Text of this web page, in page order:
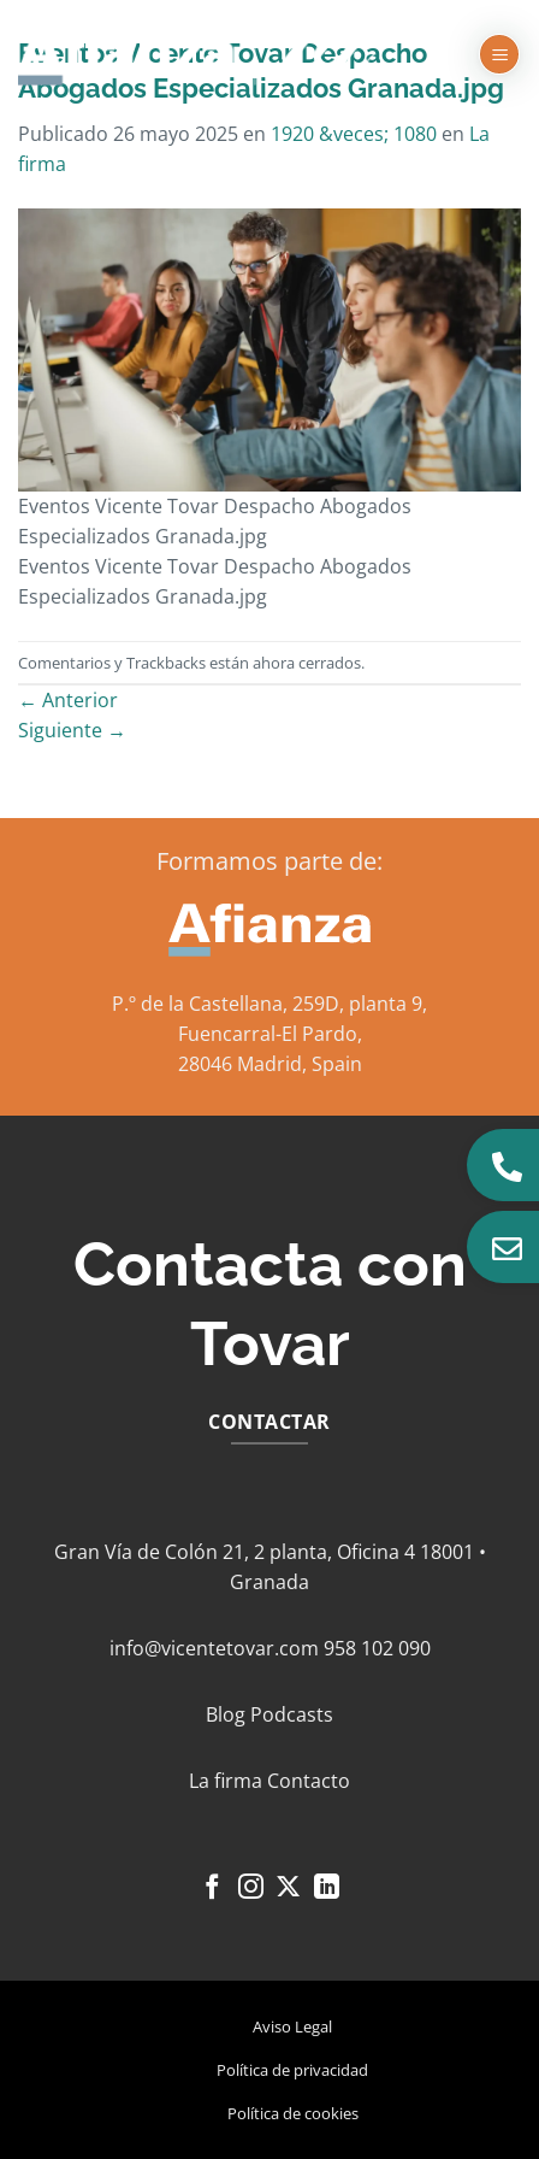
contenido
Eventos Vicente Tovar Despacho
Abogados Especializados Granada.jpg
Publicado 26 mayo 2025 en 1920 &veces; 1080 en La
firma
Eventos Vicente Tovar Despacho Abogados
Especializados Granada.jpg
Eventos Vicente Tovar Despacho Abogados
Especializados Granada.jpg
Comentarios y Trackbacks están ahora cerrados.
← Anterior
Siguiente →
Formamos parte de:
P.º de la Castellana, 259D, planta 9,
Fuencarral-El Pardo,
28046 Madrid, Spain
Contacta con
Tovar
CONTACTAR
Gran Vía de Colón 21, 2 planta, Oficina 4 18001 •
Granada
info@vicentetovar.com 958 102 090
Blog Podcasts
La firma Contacto
Aviso Legal
Política de privacidad
Política de cookies